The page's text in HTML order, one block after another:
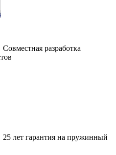
Совместная разработка
25 лет гарантия на пружинный